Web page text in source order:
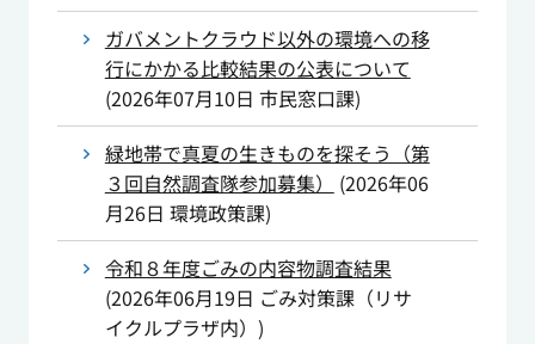
ガバメントクラウド以外の環境への移
行にかかる比較結果の公表について
(2026年07月10日 市民窓口課)
緑地帯で真夏の生きものを探そう（第
３回自然調査隊参加募集）
(2026年06
月26日 環境政策課)
令和８年度ごみの内容物調査結果
(2026年06月19日 ごみ対策課（リサ
イクルプラザ内） )